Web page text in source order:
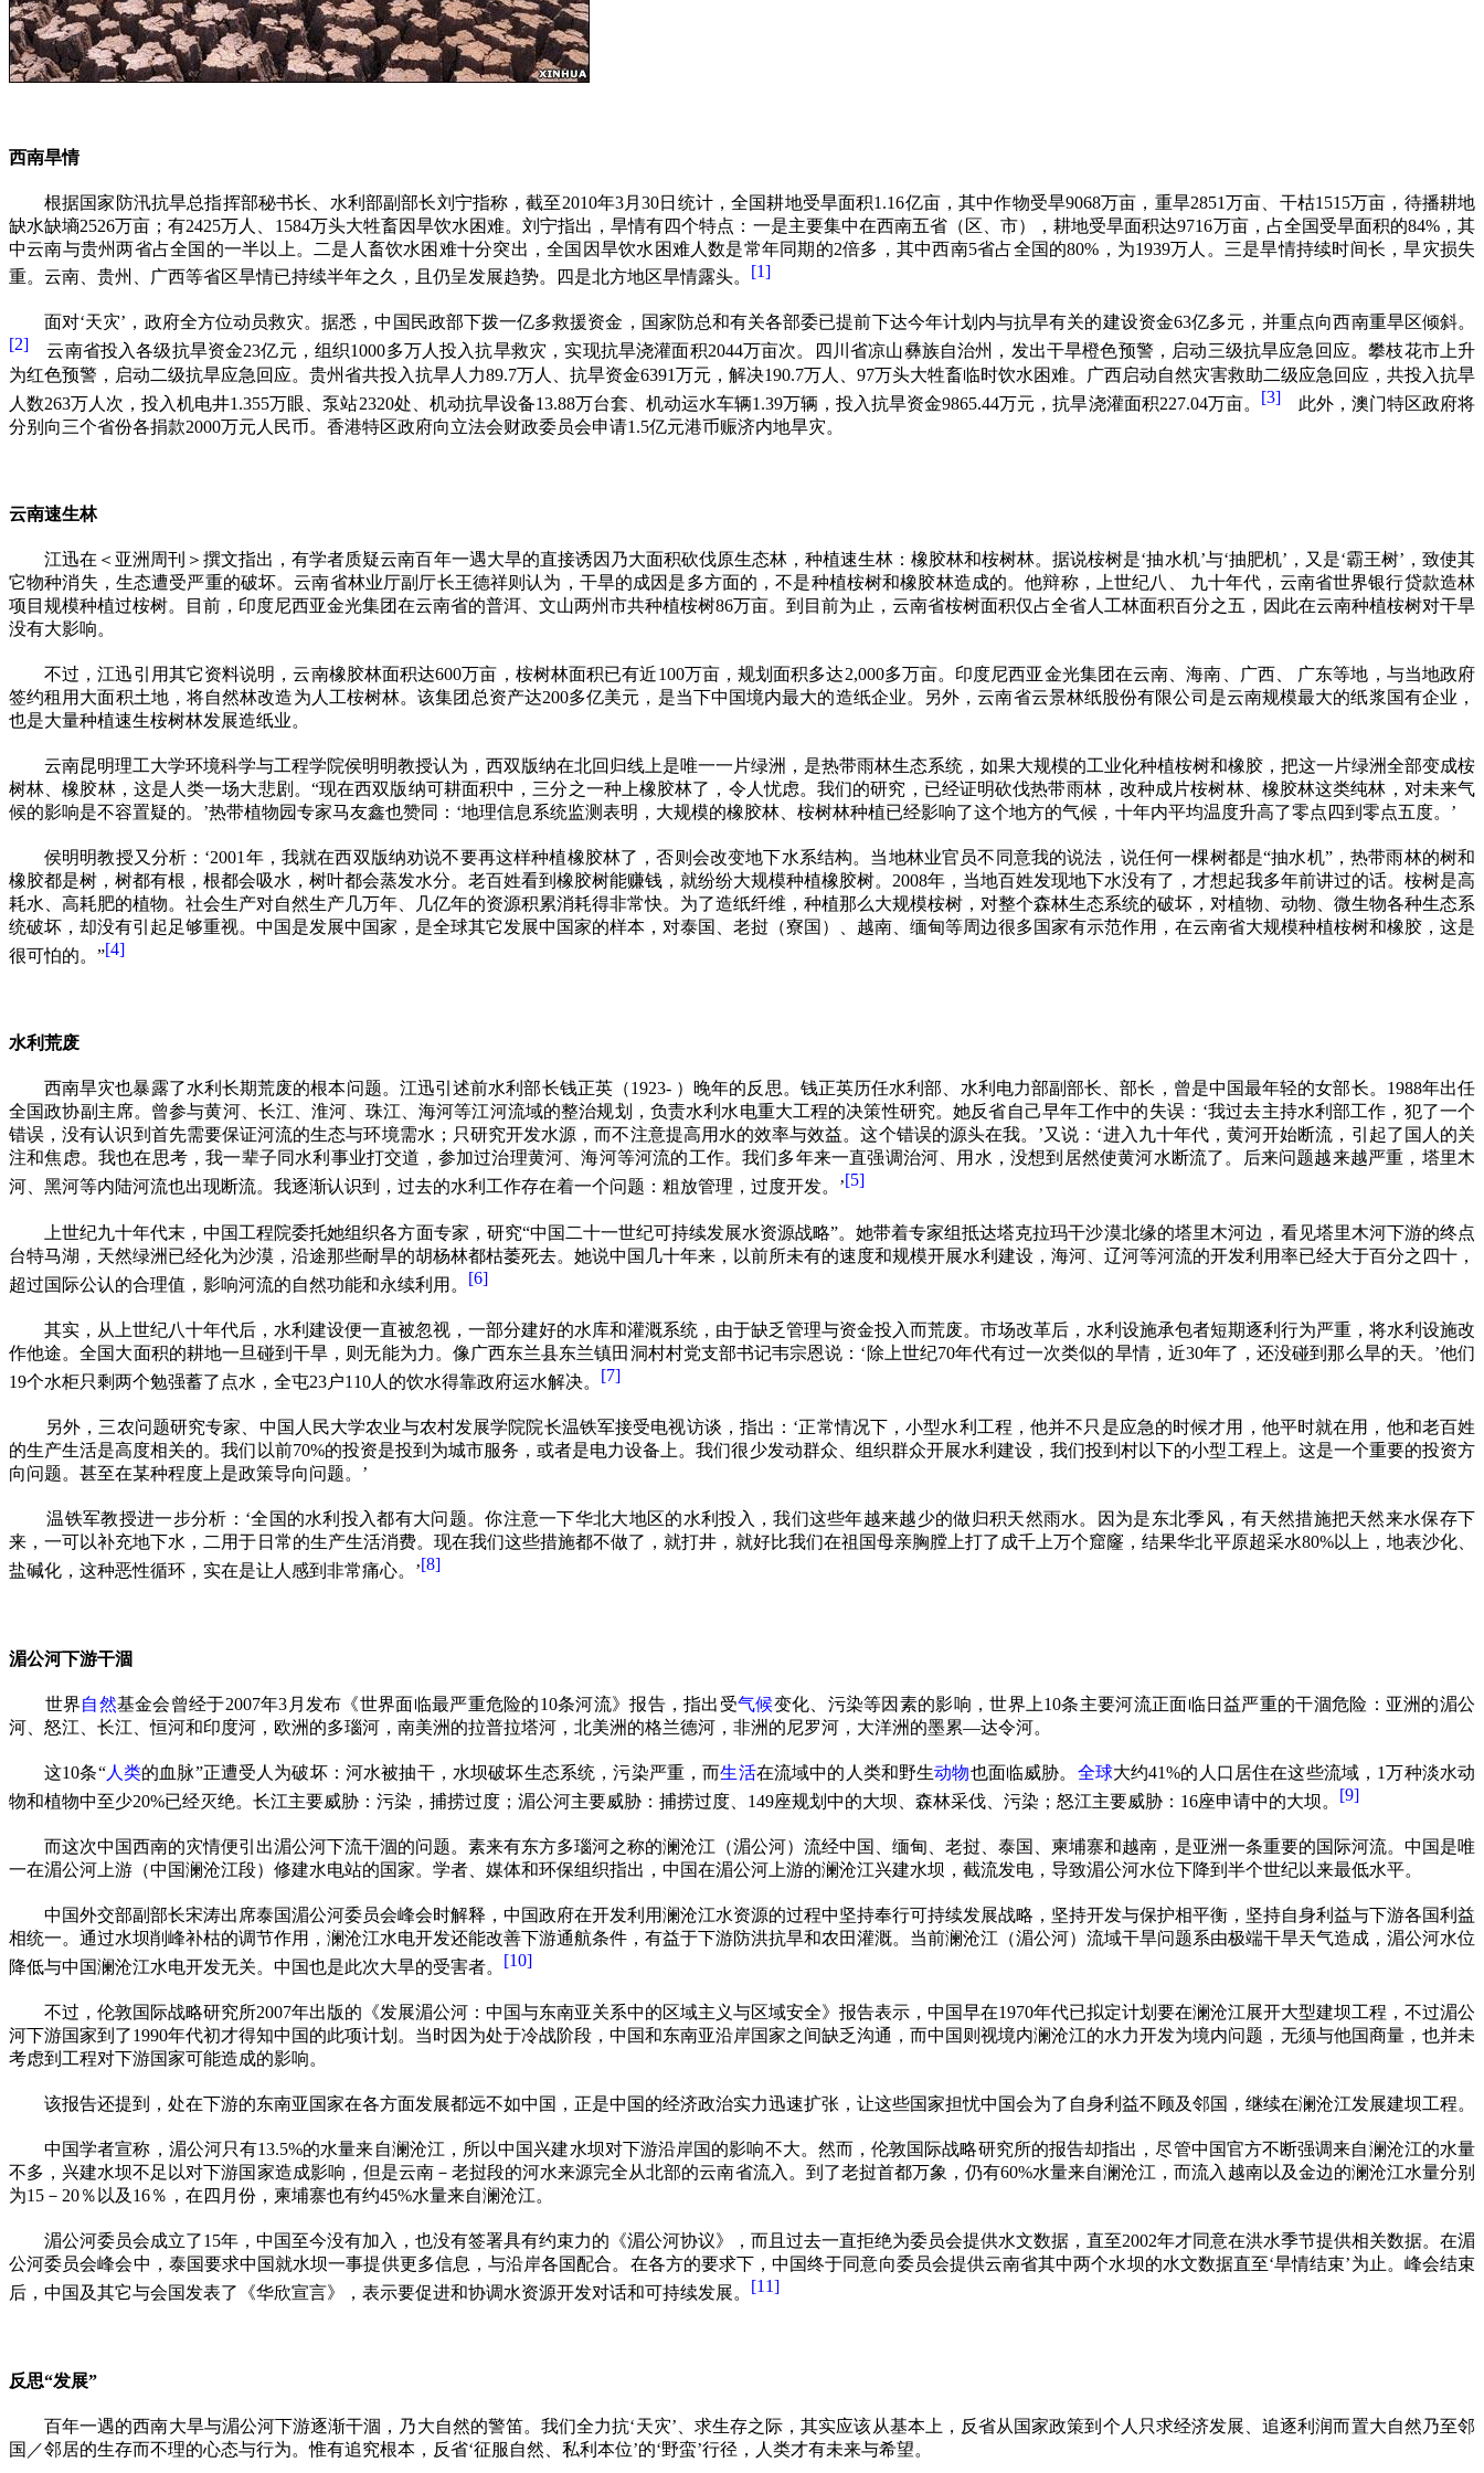
西南旱情
根据国家防汛抗旱总指挥部秘书长、水利部副部长刘宁指称，截至2010年3月30日统计，全国耕地受旱面积1.16亿亩，其中作物受旱9068万亩，重旱2851万亩、干枯1515万亩，待播耕地
缺水缺墒2526万亩；有2425万人、 1584万头大牲畜因旱饮水困难。刘宁指出，旱情有四个特点：一是主要集中在西南五省（区、市），耕地受旱面积达9716万亩，占全国受旱面积的84%，其
中云南与贵州两省占全国的一半以上。二是人畜饮水困难十分突出，全国因旱饮水困难人数是常年同期的2倍多，其中西南5省占全国的80% ，为1939万人。三是旱情持续时间长，旱灾损失
重。云南、贵州、广西等省区旱情已持续半年之久，且仍呈发展趋势。四是北方地区旱情露头。 [1]
面对‘天灾’，政府全方位动员救灾。据悉，中国民政部下拨一亿多救援资金，国家防总和有关各部委已提前下达今年计划内与抗旱有关的建设资金63亿多元，并重点向西南重旱区倾斜。
[2] 云南省投入各级抗旱资金23亿元，组织1000多万人投入抗旱救灾，实现抗旱浇灌面积2044万亩次。四川省凉山彝族自治州，发出干旱橙色预警，启动三级抗旱应急回应。攀枝花市上升
为红色预警，启动二级抗旱应急回应。贵州省共投入抗旱人力89.7万人、抗旱资金6391万元，解决190.7万人、 97万头大牲畜临时饮水困难。广西启动自然灾害救助二级应急回应，共投入抗旱
人数263万人次，投入机电井1.355万眼、泵站2320处、机动抗旱设备13.88万台套、机动运水车辆1.39万辆，投入抗旱资金9865.44万元，抗旱浇灌面积227.04万亩。 [3]此外，澳门特区政府将
分别向三个省份各捐款2000万元人民币。香港特区政府向立法会财政委员会申请1.5亿元港币赈济内地旱灾。
云南速生林
江迅在＜亚洲周刊＞撰文指出，有学者质疑云南百年一遇大旱的直接诱因乃大面积砍伐原生态林，种植速生林：橡胶林和桉树林。据说桉树是‘抽水机’与‘抽肥机’，又是‘霸王树’，致使其
它物种消失，生态遭受严重的破坏。云南省林业厅副厅长王德祥则认为，干旱的成因是多方面的，不是种植桉树和橡胶林造成的。他辩称，上世纪八、 九十年代，云南省世界银行贷款造林
项目规模种植过桉树。目前，印度尼西亚金光集团在云南省的普洱、文山两州市共种植桉树86万亩。到目前为止，云南省桉树面积仅占全省人工林面积百分之五，因此在云南种植桉树对干旱
没有大影响。
不过，江迅引用其它资料说明，云南橡胶林面积达600万亩，桉树林面积已有近100万亩，规划面积多达2,000多万亩。印度尼西亚金光集团在云南、海南、广西、 广东等地，与当地政府
签约租用大面积土地，将自然林改造为人工桉树林。该集团总资产达200多亿美元，是当下中国境内最大的造纸企业。另外，云南省云景林纸股份有限公司是云南规模最大的纸浆国有企业，
也是大量种植速生桉树林发展造纸业。
云南昆明理工大学环境科学与工程学院侯明明教授认为，西双版纳在北回归线上是唯一一片绿洲，是热带雨林生态系统，如果大规模的工业化种植桉树和橡胶，把这一片绿洲全部变成桉
树林、橡胶林，这是人类一场大悲剧。 “现在西双版纳可耕面积中，三分之一种上橡胶林了，令人忧虑。我们的研究，已经证明砍伐热带雨林，改种成片桉树林、橡胶林这类纯林，对未来气
候的影响是不容置疑的。’热带植物园专家马友鑫也赞同：‘地理信息系统监测表明，大规模的橡胶林、桉树林种植已经影响了这个地方的气候，十年内平均温度升高了零点四到零点五度。’
侯明明教授又分析：‘2001 年，我就在西双版纳劝说不要再这样种植橡胶林了，否则会改变地下水系结构。当地林业官员不同意我的说法，说任何一棵树都是“抽水机”，热带雨林的树和
橡胶都是树，树都有根，根都会吸水，树叶都会蒸发水分。老百姓看到橡胶树能赚钱，就纷纷大规模种植橡胶树。 2008年，当地百姓发现地下水没有了，才想起我多年前讲过的话。桉树是高
耗水、高耗肥的植物。社会生产对自然生产几万年、几亿年的资源积累消耗得非常快。为了造纸纤维，种植那么大规模桉树，对整个森林生态系统的破坏，对植物、动物、微生物各种生态系
统破坏，却没有引起足够重视。中国是发展中国家，是全球其它发展中国家的样本，对泰国、老挝（寮国）、越南、缅甸等周边很多国家有示范作用，在云南省大规模种植桉树和橡胶，这是
很可怕的。 ”[4]
水利荒废
西南旱灾也暴露了水利长期荒废的根本问题。江迅引述前水利部长钱正英（1923- ）晚年的反思。钱正英历任水利部、水利电力部副部长、部长，曾是中国最年轻的女部长。 1988年出任
全国政协副主席。曾参与黄河、长江、淮河、珠江、海河等江河流域的整治规划，负责水利水电重大工程的决策性研究。她反省自己早年工作中的失误：‘我过去主持水利部工作，犯了一个
错误，没有认识到首先需要保证河流的生态与环境需水；只研究开发水源，而不注意提高用水的效率与效益。这个错误的源头在我。’又说：‘进入九十年代，黄河开始断流，引起了国人的关
注和焦虑。我也在思考，我一辈子同水利事业打交道，参加过治理黄河、海河等河流的工作。我们多年来一直强调治河、用水，没想到居然使黄河水断流了。后来问题越来越严重，塔里木
河、黑河等内陆河流也出现断流。我逐渐认识到，过去的水利工作存在着一个问题：粗放管理，过度开发。’[5]
上世纪九十年代末，中国工程院委托她组织各方面专家，研究“中国二十一世纪可持续发展水资源战略”。她带着专家组抵达塔克拉玛干沙漠北缘的塔里木河边，看见塔里木河下游的终点
台特马湖，天然绿洲已经化为沙漠，沿途那些耐旱的胡杨林都枯萎死去。她说中国几十年来，以前所未有的速度和规模开展水利建设，海河、辽河等河流的开发利用率已经大于百分之四十，
超过国际公认的合理值，影响河流的自然功能和永续利用。 [6]
其实，从上世纪八十年代后，水利建设便一直被忽视，一部分建好的水库和灌溉系统，由于缺乏管理与资金投入而荒废。市场改革后，水利设施承包者短期逐利行为严重，将水利设施改
作他途。全国大面积的耕地一旦碰到干旱，则无能为力。像广西东兰县东兰镇田洞村村党支部书记韦宗恩说：‘除上世纪70年代有过一次类似的旱情，近30年了，还没碰到那么旱的天。’他们
19个水柜只剩两个勉强蓄了点水，全屯23户110人的饮水得靠政府运水解决。 [7]
另外，三农问题研究专家、中国人民大学农业与农村发展学院院长温铁军接受电视访谈，指出：‘正常情况下，小型水利工程，他并不只是应急的时候才用，他平时就在用，他和老百姓
的生产生活是高度相关的。我们以前70%的投资是投到为城市服务，或者是电力设备上。我们很少发动群众、组织群众开展水利建设，我们投到村以下的小型工程上。这是一个重要的投资方
向问题。甚至在某种程度上是政策导向问题。’
温铁军教授进一步分析：‘全国的水利投入都有大问题。你注意一下华北大地区的水利投入，我们这些年越来越少的做归积天然雨水。因为是东北季风，有天然措施把天然来水保存下
来，一可以补充地下水，二用于日常的生产生活消费。现在我们这些措施都不做了，就打井，就好比我们在祖国母亲胸膛上打了成千上万个窟窿，结果华北平原超采水80%以上，地表沙化、
盐碱化，这种恶性循环，实在是让人感到非常痛心。’[8]
湄公河下游干涸
世界自然基金会曾经于2007年3 月发布《世界面临最严重危险的10条河流》报告，指出受气候变化、污染等因素的影响，世界上10条主要河流正面临日益严重的干涸危险：亚洲的湄公
河、怒江、长江、恒河和印度河，欧洲的多瑙河，南美洲的拉普拉塔河，北美洲的格兰德河，非洲的尼罗河，大洋洲的墨累—达令河。
这10条“人类的血脉”正遭受人为破坏：河水被抽干，水坝破坏生态系统，污染严重，而生活在流域中的人类和野生动物也面临威胁。 全球大约41%的人口居住在这些流域， 1万种淡水动
物和植物中至少20%已经灭绝。长江主要威胁：污染，捕捞过度；湄公河主要威胁：捕捞过度、 149座规划中的大坝、森林采伐、污染；怒江主要威胁： 16座申请中的大坝。 [9]
而这次中国西南的灾情便引出湄公河下流干涸的问题。素来有东方多瑙河之称的澜沧江（湄公河）流经中国、缅甸、老挝、泰国、柬埔寨和越南，是亚洲一条重要的国际河流。中国是唯
一在湄公河上游（中国澜沧江段）修建水电站的国家。学者、媒体和环保组织指出，中国在湄公河上游的澜沧江兴建水坝，截流发电，导致湄公河水位下降到半个世纪以来最低水平。
中国外交部副部长宋涛出席泰国湄公河委员会峰会时解释，中国政府在开发利用澜沧江水资源的过程中坚持奉行可持续发展战略，坚持开发与保护相平衡，坚持自身利益与下游各国利益
相统一。通过水坝削峰补枯的调节作用，澜沧江水电开发还能改善下游通航条件，有益于下游防洪抗旱和农田灌溉。当前澜沧江（湄公河）流域干旱问题系由极端干旱天气造成，湄公河水位
降低与中国澜沧江水电开发无关。中国也是此次大旱的受害者。 [10]
不过，伦敦国际战略研究所2007年出版的《发展湄公河：中国与东南亚关系中的区域主义与区域安全》报告表示，中国早在1970年代已拟定计划要在澜沧江展开大型建坝工程，不过湄公
河下游国家到了1990年代初才得知中国的此项计划。当时因为处于冷战阶段，中国和东南亚沿岸国家之间缺乏沟通，而中国则视境内澜沧江的水力开发为境内问题，无须与他国商量，也并未
考虑到工程对下游国家可能造成的影响。
该报告还提到，处在下游的东南亚国家在各方面发展都远不如中国，正是中国的经济政治实力迅速扩张，让这些国家担忧中国会为了自身利益不顾及邻国，继续在澜沧江发展建坝工程。
中国学者宣称，湄公河只有13.5%的水量来自澜沧江，所以中国兴建水坝对下游沿岸国的影响不大。然而，伦敦国际战略研究所的报告却指出，尽管中国官方不断强调来自澜沧江的水量
不多，兴建水坝不足以对下游国家造成影响，但是云南－老挝段的河水来源完全从北部的云南省流入。到了老挝首都万象，仍有60%水量来自澜沧江，而流入越南以及金边的澜沧江水量分别
为15 － 20％以及 16％，在四月份，柬埔寨也有约45%水量来自澜沧江。
湄公河委员会成立了15年，中国至今没有加入，也没有签署具有约束力的《湄公河协议》，而且过去一直拒绝为委员会提供水文数据，直至2002年才同意在洪水季节提供相关数据。在湄
公河委员会峰会中，泰国要求中国就水坝一事提供更多信息，与沿岸各国配合。在各方的要求下，中国终于同意向委员会提供云南省其中两个水坝的水文数据直至‘旱情结束’为止。峰会结束
后，中国及其它与会国发表了《华欣宣言》，表示要促进和协调水资源开发对话和可持续发展。 [11]
反思“发展”
百年一遇的西南大旱与湄公河下游逐渐干涸，乃大自然的警笛。我们全力抗‘天灾’、求生存之际，其实应该从基本上，反省从国家政策到个人只求经济发展、追逐利润而置大自然乃至邻
国／邻居的生存而不理的心态与行为。惟有追究根本，反省‘征服自然、私利本位’的‘野蛮’行径，人类才有未来与希望。